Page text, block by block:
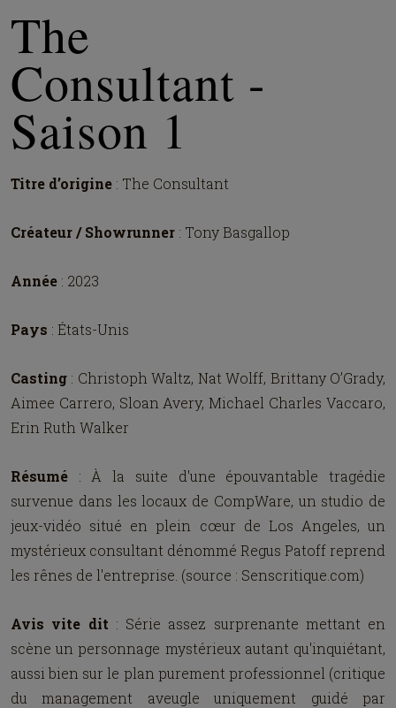
The
Consultant -
Saison 1
Titre d’origine : The Consultant
Créateur / Showrunner : Tony Basgallop
Année : 2023
Pays : États-Unis
Casting : Christoph Waltz, Nat Wolff, Brittany O’Grady,
Aimee Carrero, Sloan Avery, Michael Charles Vaccaro,
Erin Ruth Walker
Résumé : À la suite d'une épouvantable tragédie
survenue dans les locaux de CompWare, un studio de
jeux-vidéo situé en plein cœur de Los Angeles, un
mystérieux consultant dénommé Regus Patoff reprend
les rênes de l'entreprise. (source : Senscritique.com)
Avis vite dit : Série assez surprenante mettant en
scène un personnage mystérieux autant qu'inquiétant,
aussi bien sur le plan purement professionnel (critique
du management aveugle uniquement guidé par